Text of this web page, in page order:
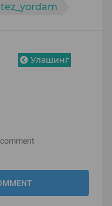
tez_yordam
Улашинг